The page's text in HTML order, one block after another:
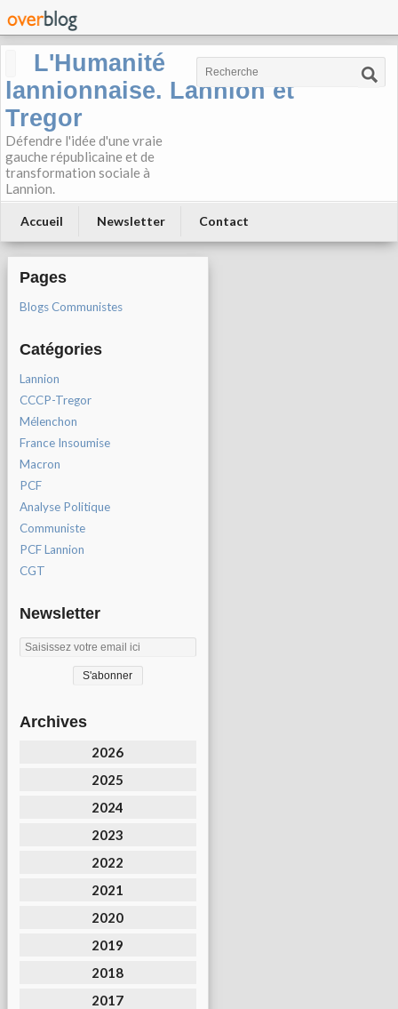
L'Humanité
lannionnaise. Lannion et
Tregor
Défendre l'idée d'une vraie
gauche républicaine et de
transformation sociale à
Lannion.
Accueil Newsletter Contact
Pages
Blogs Communistes
Catégories
Lannion
CCCP-Tregor
Mélenchon
France Insoumise
Macron
PCF
Analyse Politique
Communiste
PCF Lannion
CGT
Newsletter
Archives
2026
2025
2024
2023
2022
2021
2020
2019
2018
2017